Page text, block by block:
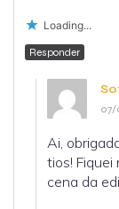
Loading...
Responder
07/
Ai,
tios!
cena da